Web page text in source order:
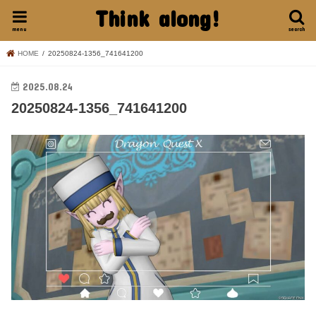
Think along! search
menu
HOME 20250824-1356_741641200
2025.08.24
20250824-1356_741641200